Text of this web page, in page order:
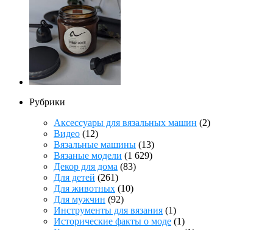
Рубрики
Аксессуары для вязальных машин (2)
Видео (12)
Вязальные машины (13)
Вязаные модели (1 629)
Декор для дома (83)
Для детей (261)
Для животных (10)
Для мужчин (92)
Инструменты для вязания (1)
Исторические факты о моде (1)